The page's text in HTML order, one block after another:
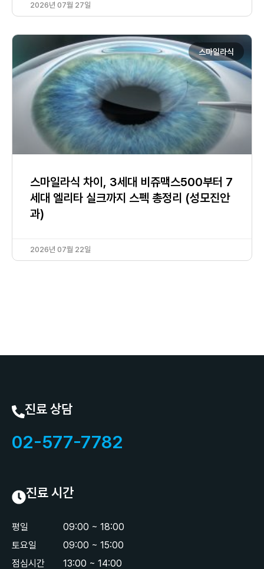
2026년 07월 27일
스마일라식
스마일라식 차이, 3세대 비쥬맥스500부터 7
세대 엘리타 실크까지 스펙 총정리 (성모진안
과)
2026년 07월 22일
진료 상담
02-577-7782
진료 시간
평일
토요일
점심시간
09:00 ~ 18:00
09:00 ~ 15:00
13:00 ~ 14:00